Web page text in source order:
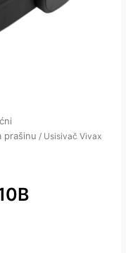
prašinu / Usisivač Vivax